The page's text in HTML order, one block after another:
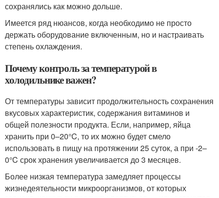
сохранялись как можно дольше.
Имеется ряд нюансов, когда необходимо не просто
держать оборудование включенным, но и настраивать
степень охлаждения.
Почему контроль за температурой в
холодильнике важен?
От температуры зависит продолжительность сохранения
вкусовых характеристик, содержания витаминов и
общей полезности продукта. Если, например, яйца
хранить при 0–20°C, то их можно будет смело
использовать в пищу на протяжении 25 суток, а при -2–
0°C срок хранения увеличивается до 3 месяцев.
Более низкая температура замедляет процессы
жизнедеятельности микроорганизмов, от которых